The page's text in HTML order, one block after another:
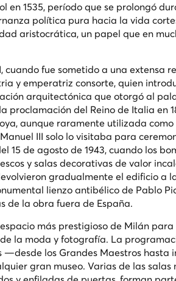
1535, período que se prolongó
política pura hacia la vida
aristocrática, un papel que en
fue sometido a una extensa
y emperatriz consorte, quien
arquitectónica que otorgó al
del Reino de Italia en
aunque raramente utilizada
III solo lo visitaba para
de agosto de 1943, cuando los
y salas decorativas de valor
gradualmente el edificio a
lienzo antibélico de Pablo
de la obra fuera de España.
más prestigioso de Milán
la moda y fotografía. La
los Grandes Maestros hasta
gran museo. Varias de las salas